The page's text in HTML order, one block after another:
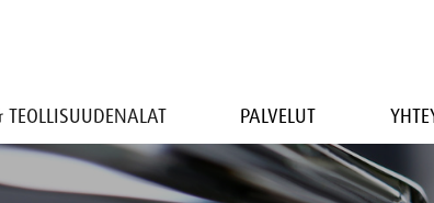
TEOLLISUUDENALAT PALVELUT